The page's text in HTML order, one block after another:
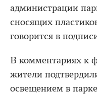
администрации
сносящих
говорится в
В комментариях к
жители
освещением в